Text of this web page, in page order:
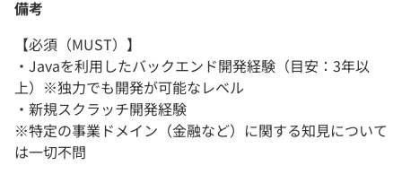
備考
【必須（MUST）】
・Javaを利用したバックエンド開発経験（目安：3年以
上）※独力でも開発が可能なレベル
・新規スクラッチ開発経験
※特定の事業ドメイン（金融など）に関する知見について
は一切不問